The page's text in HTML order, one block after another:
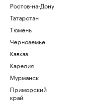
Ростов-на-Дону
Татарстан
Тюмень
Черноземье
Кавказ
Карелия
Мурманск
Приморский
край